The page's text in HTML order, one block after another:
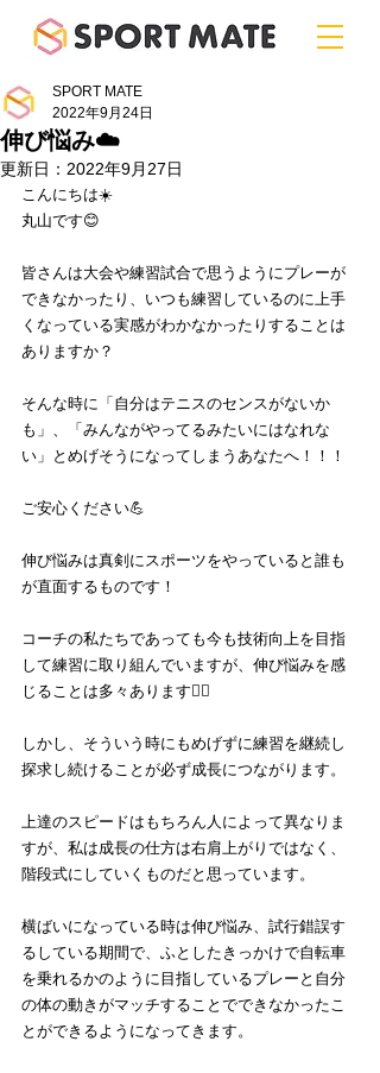
伸び悩み☁️
SPORT MATE
2022年9月24日
更新日： 2022年9月27日
﻿こんにちは☀️
丸山です😊
皆さんは大会や練習試合で思うようにプレーが
できなかったり、いつも練習しているのに上手
くなっている実感がわかなかったりすることは
ありますか？
そんな時に「自分はテニスのセンスがないか
も」、「みんながやってるみたいにはなれな
い」とめげそうになってしまうあなたへ！！！
ご安心ください💪
伸び悩みは真剣にスポーツをやっていると誰も
が直面するものです！
コーチの私たちであっても今も技術向上を目指
して練習に取り組んでいますが、伸び悩みを感
じることは多々あります🤦‍♂️
しかし、そういう時にもめげずに練習を継続し
探求し続けることが必ず成長につながります。
上達のスピードはもちろん人によって異なりま
すが、私は成長の仕方は右肩上がりではなく、
階段式にしていくものだと思っています。
横ばいになっている時は伸び悩み、試行錯誤す
るしている期間で、ふとしたきっかけで自転車
を乗れるかのように目指しているプレーと自分
の体の動きがマッチすることでできなかったこ
とができるようになってきます。